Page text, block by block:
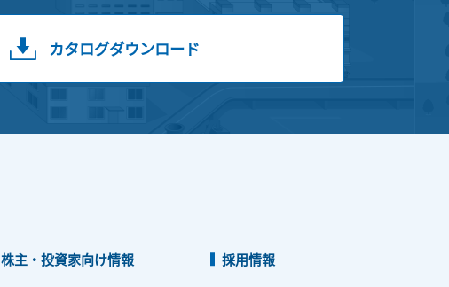
カタログダウンロード
株主・投資家向け情報 採用情報